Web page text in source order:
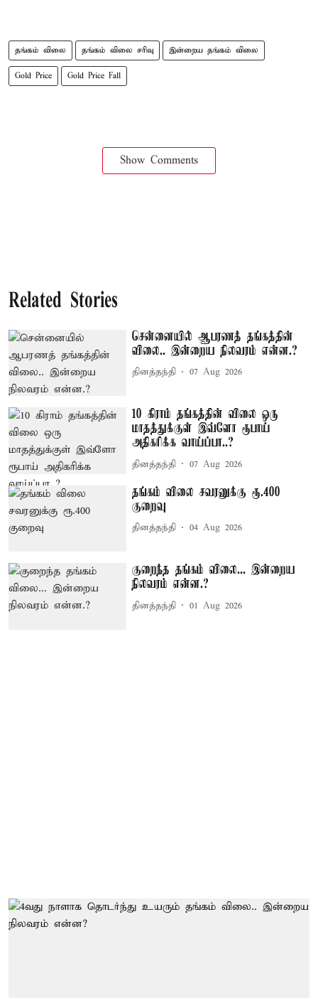
தங்கம் விலை தங்கம் விலை சரிவு இன்றைய தங்கம் விலை
Gold Price Gold Price Fall
Show Comments
Related Stories
சென்னையில் ஆபரணத் தங்கத்தின்
விலை.. இன்றைய நிலவரம் என்ன.?
தினத்தந்தி 07 Aug 2026
10 கிராம் தங்கத்தின் விலை ஒரு
மாதத்துக்குள் இவ்ளோ ரூபாய்
அதிகரிக்க வாய்ப்பா..?
தினத்தந்தி 07 Aug 2026
தங்கம் விலை சவரனுக்கு ரூ.400
குறைவு
தினத்தந்தி 04 Aug 2026
குறைந்த தங்கம் விலை... இன்றைய
நிலவரம் என்ன.?
தினத்தந்தி 01 Aug 2026